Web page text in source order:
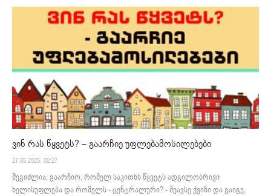
ვინ რას წყვეტს? – გაარჩიე უფლებამოსილებები
27.05.2025. 02:27
შეგიძლია, გაარჩიო, რომელ საკითხს წყვეტს ადგილობრივი
ხელისუფლება და რომელს - ცენტრალური? - შეავსე ქვიზი და გაიგე,